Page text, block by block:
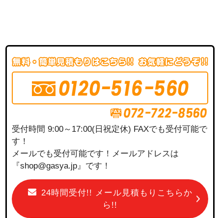
受付時間 9:00～17:00(日祝定休) FAXでも受付可能で
す！
メールでも受付可能です！メールアドレスは
『shop@gasya.jp』です！
24時間受付!! メール見積もりこちらか
ら!!